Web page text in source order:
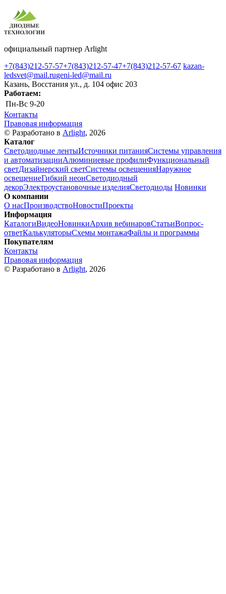
официальный партнер Arlight
+7(843)212-57-57+7(843)212-57-47+7(843)212-57-67 kazan-
ledsvet@mail.rugeni-led@mail.ru
Казань, Восстания ул., д. 104 офис 203
Работаем:
Пн-Вс 9-20
Контакты
Правовая информация
© Разработано в Arlight, 2026
Каталог
Светодиодные лентыИсточники питанияСистемы управления
и автоматизацииАлюминиевые профилиФункциональный
светДизайнерский светСистемы освещенияНаружное
освещениеГибкий неонСветодиодный
декорЭлектроустановочные изделияСветодиоды Новинки
О компании
О насПроизводствоНовостиПроекты
Информация
КаталогиВидеоНовинкиАрхив вебинаровСтатьиВопрос-
ответКалькуляторыСхемы монтажаФайлы и программы
Покупателям
Контакты
Правовая информация
© Разработано в Arlight, 2026